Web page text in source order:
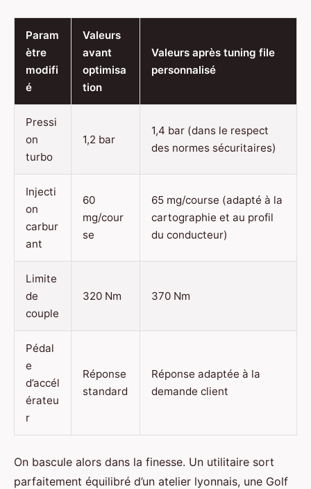
Param
ètre
modifi
é
Valeurs
avant
optimisa
tion
Valeurs après tuning file
personnalisé
Pressi
on
turbo
1,2 bar
1,4 bar (dans le respect
des normes sécuritaires)
Injecti
on
carbur
ant
60
mg/cour
se
65 mg/course (adapté à la
cartographie et au profil
du conducteur)
Limite
de
couple
320 Nm 370 Nm
Pédal
e
d’accél
érateu
r
Réponse
standard
Réponse adaptée à la
demande client
On bascule alors dans la finesse. Un utilitaire sort
parfaitement équilibré d’un atelier lyonnais, une Golf